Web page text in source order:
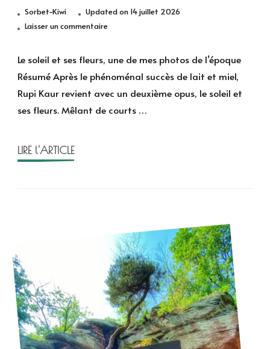
Sorbet-Kiwi Updated on 14 juillet 2026
Laisser un commentairesur
ses
fleurs
de
Le soleil et ses fleurs, une de mes photos de l’époque
Résumé Après le phénoménal succès de lait et miel,
Rupi Kaur revient avec un deuxième opus, le soleil et
ses fleurs. Mêlant de courts …
LIRE l'ARTICLE